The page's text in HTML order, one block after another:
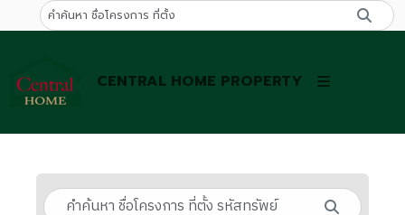
CENTRAL HOME PROPERTY